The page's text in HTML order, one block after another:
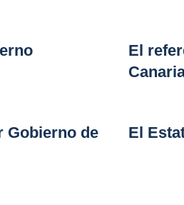
El
Gobierno de
El